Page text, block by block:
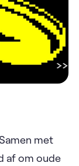
met
af om oude